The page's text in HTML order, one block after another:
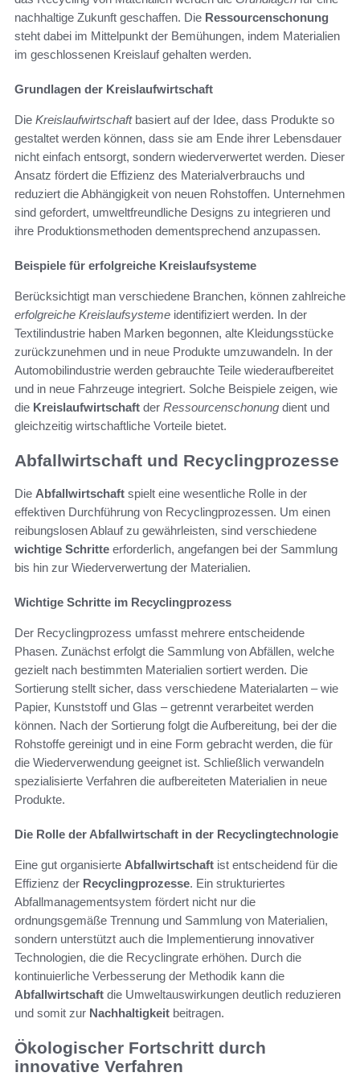
nachhaltige Zukunft geschaffen. Die Ressourcenschonung
steht dabei im Mittelpunkt der Bemühungen, indem Materialien
im geschlossenen Kreislauf gehalten werden.
Grundlagen der Kreislaufwirtschaft
Die Kreislaufwirtschaftbasiert auf der Idee, dass Produkte so
gestaltet werden können, dass sie am Ende ihrer Lebensdauer
nicht einfach entsorgt, sondern wiederverwertet werden. Dieser
Ansatz fördert die Effizienz des Materialverbrauchs und
reduziert die Abhängigkeit von neuen Rohstoffen. Unternehmen
sind gefordert, umweltfreundliche Designs zu integrieren und
ihre Produktionsmethoden dementsprechend anzupassen.
Beispiele für erfolgreiche Kreislaufsysteme
Berücksichtigt man verschiedene Branchen, können zahlreiche
erfolgreiche Kreislaufsysteme identifiziert werden. In der
Textilindustrie haben Marken begonnen, alte Kleidungsstücke
zurückzunehmen und in neue Produkte umzuwandeln. In der
Automobilindustrie werden gebrauchte Teile wiederaufbereitet
und in neue Fahrzeuge integriert. Solche Beispiele zeigen, wie
die Kreislaufwirtschaft der Ressourcenschonung dient und
gleichzeitig wirtschaftliche Vorteile bietet.
Abfallwirtschaft und Recyclingprozesse
Die Abfallwirtschaft spielt eine wesentliche Rolle in der
effektiven Durchführung von Recyclingprozessen. Um einen
reibungslosen Ablauf zu gewährleisten, sind verschiedene
wichtige Schritte erforderlich, angefangen bei der Sammlung
bis hin zur Wiederverwertung der Materialien.
Wichtige Schritte im Recyclingprozess
Der Recyclingprozess umfasst mehrere entscheidende
Phasen. Zunächst erfolgt die Sammlung von Abfällen, welche
gezielt nach bestimmten Materialien sortiert werden. Die
Sortierung stellt sicher, dass verschiedene Materialarten – wie
Papier, Kunststoff und Glas – getrennt verarbeitet werden
können. Nach der Sortierung folgt die Aufbereitung, bei der die
Rohstoffe gereinigt und in eine Form gebracht werden, die für
die Wiederverwendung geeignet ist. Schließlich verwandeln
spezialisierte Verfahren die aufbereiteten Materialien in neue
Produkte.
Die Rolle der Abfallwirtschaft in der Recyclingtechnologie
Eine gut organisierte Abfallwirtschaft ist entscheidend für die
Effizienz der Recyclingprozesse. Ein strukturiertes
Abfallmanagementsystem fördert nicht nur die
ordnungsgemäße Trennung und Sammlung von Materialien,
sondern unterstützt auch die Implementierung innovativer
Technologien, die die Recyclingrate erhöhen. Durch die
kontinuierliche Verbesserung der Methodik kann die
Abfallwirtschaft die Umweltauswirkungen deutlich reduzieren
und somit zur Nachhaltigkeit beitragen.
Ökologischer Fortschritt durch
innovative Verfahren